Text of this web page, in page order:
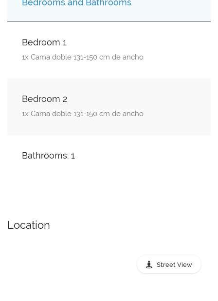
Bedrooms and Bathrooms
Bedroom 1
1x Cama doble 131-150 cm de ancho
Bedroom 2
1x Cama doble 131-150 cm de ancho
Bathrooms: 1
Location
Street View